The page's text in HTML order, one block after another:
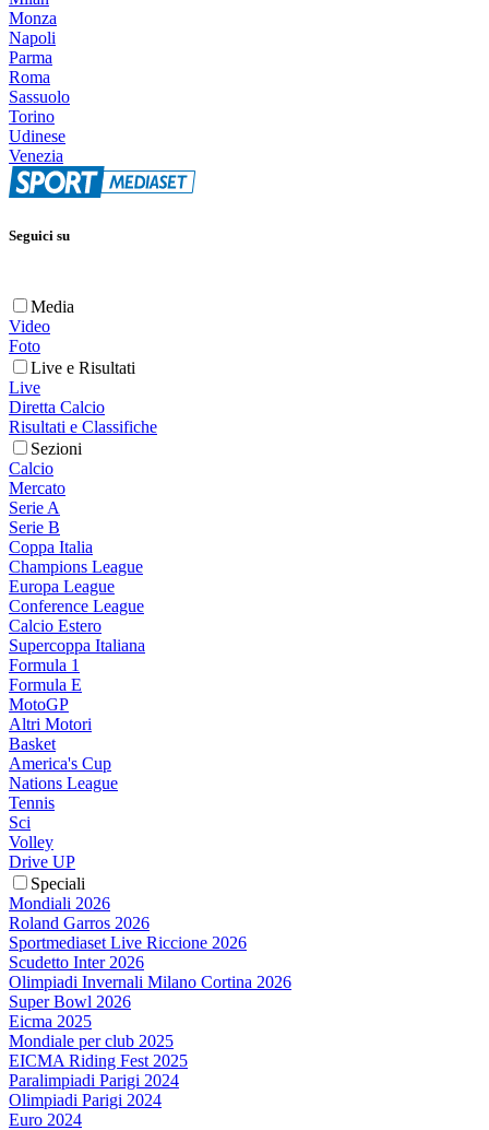
Monza
Napoli
Parma
Roma
Sassuolo
Torino
Udinese
Venezia
Seguici su
Media
Video
Foto
Live e Risultati
Live
Diretta Calcio
Risultati e Classifiche
Sezioni
Calcio
Mercato
Serie A
Serie B
Coppa Italia
Champions League
Europa League
Conference League
Calcio Estero
Supercoppa Italiana
Formula 1
Formula E
MotoGP
Altri Motori
Basket
America's Cup
Nations League
Tennis
Sci
Volley
Drive UP
Speciali
Mondiali 2026
Roland Garros 2026
Sportmediaset Live Riccione 2026
Scudetto Inter 2026
Olimpiadi Invernali Milano Cortina 2026
Super Bowl 2026
Eicma 2025
Mondiale per club 2025
EICMA Riding Fest 2025
Paralimpiadi Parigi 2024
Olimpiadi Parigi 2024
Euro 2024